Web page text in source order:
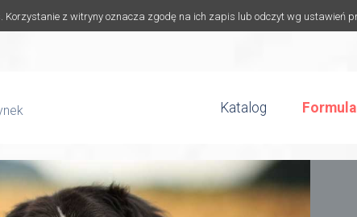
Korzystanie z witryny oznacza zgodę na ich zapis lub odczyt wg ustawień
Katalog